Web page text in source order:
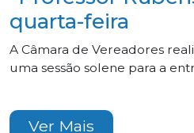
quarta-feira
A Câmara de Vereadores
uma sessão solene para a
Ver Mais